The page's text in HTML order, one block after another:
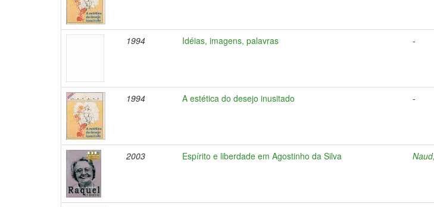
1994 Idéias, imagens, palavras -
1994 A estética do desejo inusitado -
2003 Espírito e liberdade em Agostinho da Silva